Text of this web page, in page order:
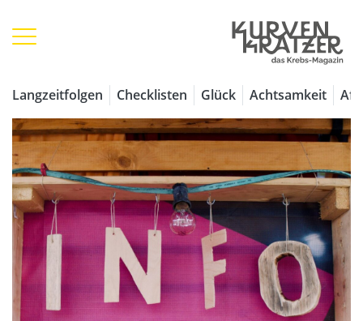
Langzeitfolgen Checklisten Glück Achtsamkeit